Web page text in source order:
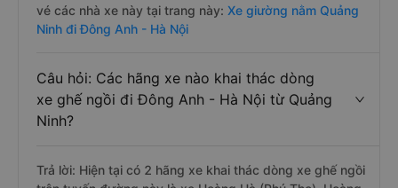
vé các nhà xe này tại trang này: Xe giường nằm Quảng
Ninh đi Đông Anh - Hà Nội
Câu hỏi: Các hãng xe nào khai thác dòng
xe ghế ngồi đi Đông Anh - Hà Nội từ Quảng
Ninh?
Trả lời: Hiện tại có 2 hãng xe khai thác dòng xe ghế ngồi